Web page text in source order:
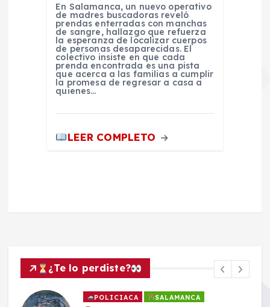
En Salamanca, un nuevo operativo
de madres buscadoras reveló
prendas enterradas con manchas
de sangre, hallazgo que refuerza
la esperanza de localizar cuerpos
de personas desaparecidas. El
colectivo insiste en que cada
prenda encontrada es una pista
que acerca a las familias a cumplir
la promesa de regresar a casa a
quienes…
LEER COMPLETO
¿Te lo perdiste?
POLICIACA SALAMANCA